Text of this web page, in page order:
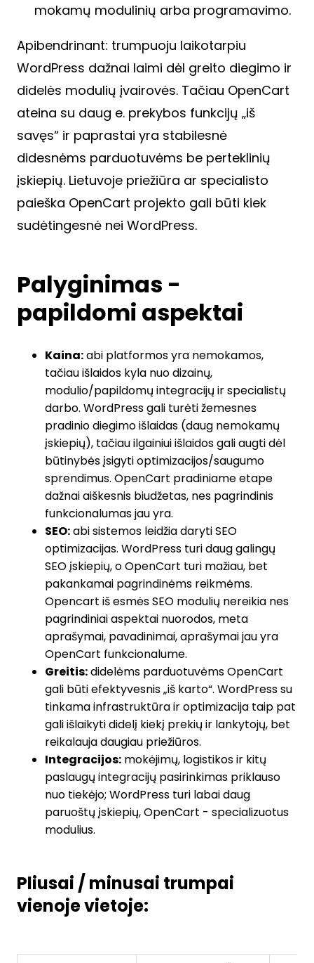
mokamų modulinių arba programavimo.
Apibendrinant: trumpuoju laikotarpiu
WordPress dažnai laimi dėl greito diegimo ir
didelės modulių įvairovės. Tačiau OpenCart
ateina su daug e. prekybos funkcijų „iš
savęs“ ir paprastai yra stabilesnė
didesnėms parduotuvėms be perteklinių
įskiepių. Lietuvoje priežiūra ar specialisto
paieška OpenCart projekto gali būti kiek
sudėtingesnė nei WordPress.
Palyginimas -
papildomi aspektai
Kaina:abi platformos yra nemokamos,
tačiau išlaidos kyla nuo dizainų,
modulio/papildomų integracijų ir specialistų
darbo. WordPress gali turėti žemesnes
pradinio diegimo išlaidas (daug nemokamų
įskiepių), tačiau ilgainiui išlaidos gali augti dėl
būtinybės įsigyti optimizacijos/saugumo
sprendimus. OpenCart pradiniame etape
dažnai aiškesnis biudžetas, nes pagrindinis
funkcionalumas jau yra.
SEO:abi sistemos leidžia daryti SEO
optimizacijas. WordPress turi daug galingų
SEO įskiepių, o OpenCart turi mažiau, bet
pakankamai pagrindinėms reikmėms.
Opencart iš esmės SEO modulių nereikia nes
pagrindiniai aspektai nuorodos, meta
aprašymai, pavadinimai, aprašymai jau yra
OpenCart funkcionalume.
Greitis:didelėms parduotuvėms OpenCart
gali būti efektyvesnis „iš karto“. WordPress su
tinkama infrastruktūra ir optimizacija taip pat
gali išlaikyti didelį kiekį prekių ir lankytojų, bet
reikalauja daugiau priežiūros.
Integracijos: mokėjimų, logistikos ir kitų
paslaugų integracijų pasirinkimas priklauso
nuo tiekėjo; WordPress turi labai daug
paruoštų įskiepių, OpenCart - specializuotus
modulius.
Pliusai / minusai trumpai
vienoje vietoje: